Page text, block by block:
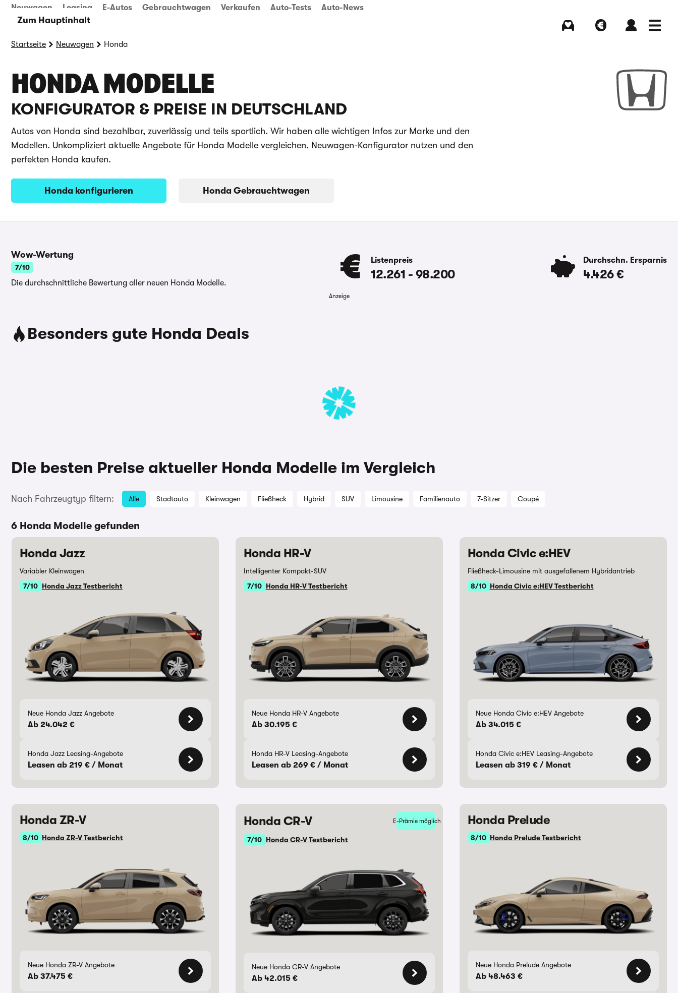
Zum Hauptinhalt
Neuwagen Leasing E-Autos Gebrauchtwagen Verkaufen Auto-Tests Auto-News
Startseite Neuwagen Honda
HONDA MODELLE
KONFIGURATOR & PREISE IN DEUTSCHLAND
Autos von Honda sind bezahlbar, zuverlässig und teils sportlich. Wir haben alle wichtigen Infos zur Marke und den
Modellen. Unkompliziert aktuelle Angebote für Honda Modelle vergleichen, Neuwagen-Konfigurator nutzen und den
perfekten Honda kaufen.
Honda konfigurieren Honda Gebrauchtwagen
Wow-Wertung
7/10
Die durchschnittliche Bewertung aller neuen Honda Modelle.
Listenpreis
12.261 - 98.200
Durchschn. Ersparnis
4.426 €
Anzeige
Besonders gute Honda Deals
Die besten Preise aktueller Honda Modelle im Vergleich
Nach Fahrzeugtyp filtern: Alle Stadtauto Kleinwagen Fließheck Hybrid SUV Limousine Familienauto 7-Sitzer Coupé
6 Honda Modelle gefunden
Honda Jazz
Variabler Kleinwagen
7/10 Honda Jazz Testbericht
Neue Honda Jazz Angebote
Ab 24.042 €
Honda Jazz Leasing-Angebote
Leasen ab 219 € / Monat
Honda HR-V
Intelligenter Kompakt-SUV
7/10 Honda HR-V Testbericht
Neue Honda HR-V Angebote
Ab 30.195 €
Honda HR-V Leasing-Angebote
Leasen ab 269 € / Monat
Honda Civic e:HEV
Fließheck-Limousine mit ausgefallenem Hybridantrieb
8/10 Honda Civic e:HEV Testbericht
Neue Honda Civic e:HEV Angebote
Ab 34.015 €
Honda Civic e:HEV Leasing-Angebote
Leasen ab 319 € / Monat
Honda ZR-V
8/10 Honda ZR-V Testbericht
Neue Honda ZR-V Angebote
Ab 37.475 €
Honda CR-V E-Prämie möglich
7/10 Honda CR-V Testbericht
Neue Honda CR-V Angebote
Ab 42.015 €
Honda Prelude
8/10 Honda Prelude Testbericht
Neue Honda Prelude Angebote
Ab 48.463 €